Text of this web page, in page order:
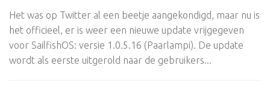
Het was op Twitter al een beetje aangekondigd, maar nu is
het officieel, er is weer een nieuwe update vrijgegeven
voor SailfishOS: versie 1.0.5.16 (Paarlampi). De update
wordt als eerste uitgerold naar de gebruikers...